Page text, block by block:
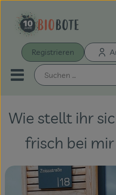
Registrieren
Mobiles Menu
Schnupperkiste
Bio-Kochboxen
Unsere Biokisten
Aus der Region
Wie stellt ihr
frisch bei